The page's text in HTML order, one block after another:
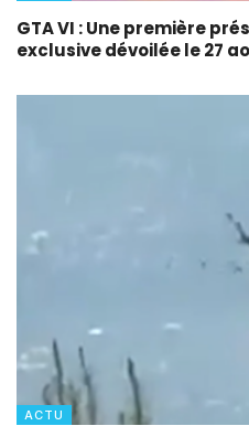
GTA VI : Une première
exclusive dévoilée le 27
ACTU